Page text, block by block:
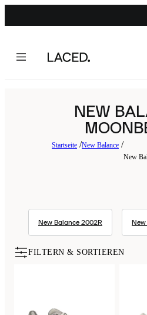
NEW
Startseite New Balance
New
New Balance 2002R
FILTERN & SORTIEREN